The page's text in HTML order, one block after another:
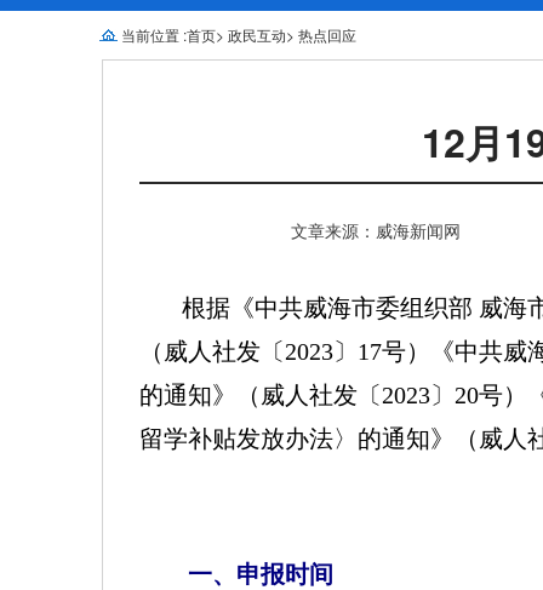
当前位置 :首页> 政民互动> 热点回应
12月
文章来源：威海新闻网
根据《中共威海市委组织部 威海市
（威人社发〔2023〕17号）《中共
的通知》（威人社发〔2023〕20号
留学补贴发放办法〉的通知》（威人
一、申报时间